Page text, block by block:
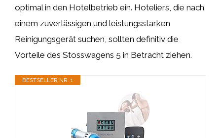
optimal in den Hotelbetrieb ein. Hoteliers, die nach
einem zuverlässigen und leistungsstarken
Reinigungsgerät suchen, sollten definitiv die
Vorteile des Stosswagens 5 in Betracht ziehen.
BESTSELLER NR. 1